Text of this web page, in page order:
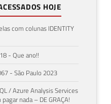
HOJE
com colunas IDENTITY
- Que ano!!
- São Paulo 2023
/ Azure Analysis Services
nada – DE GRAÇA!